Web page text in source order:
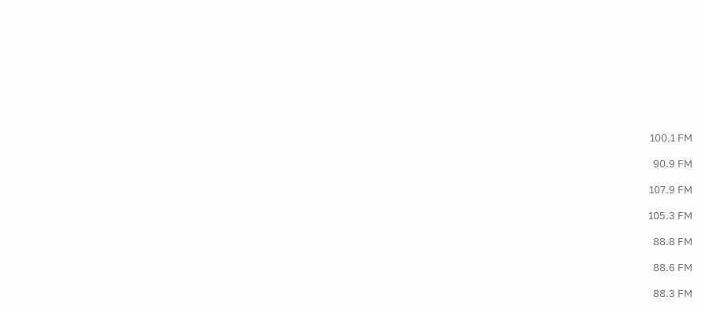
100.1 FM
90.9 FM
107.9 FM
105.3 FM
88.8 FM
88.6 FM
88.3 FM